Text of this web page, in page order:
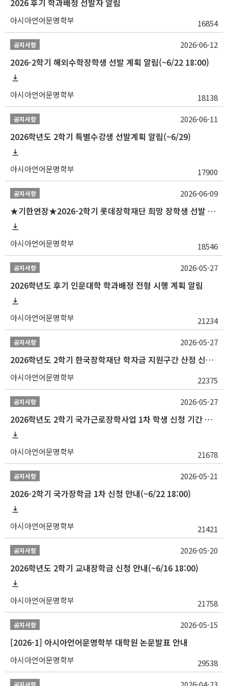
아시아언어문명학부 16854
공지사항
2026-2학기 해외수학장학생 선발 계획 알림(~6/22 18:00)
아시아언어문명학부 18138
2026-06-12
공지사항
2026학년도 2학기 특별수강생 선발계획 알림(~6/29)
아시아언어문명학부 17900
2026-06-11
공지사항
★기한연장★2026-2학기 롯데장학재단 희망 장학생 선발 안내(~6/15
아시아언어문명학부 18546
2026-06-09
공지사항
2026학년도 후기 인문대학 학과배정 전형 시행 계획 알림
아시아언어문명학부 21234
2026-05-27
공지사항
2026학년도 2학기 한국장학재단 학자금 지원구간 산정 신청 안내
아시아언어문명학부 22375
2026-05-27
공지사항
2026학년도 2학기 국가근로장학사업 1차 학생 신청 기간 안내
아시아언어문명학부 21678
2026-05-27
공지사항
2026-2학기 국가장학금 1차 신청 안내(~6/22 18:00)
아시아언어문명학부 21421
2026-05-21
공지사항
2026학년도 2학기 교내장학금 신청 안내(~6/16 18:00)
아시아언어문명학부 21758
2026-05-20
공지사항
[2026-1] 아시아언어문명학부 대학원 논문발표 안내
아시아언어문명학부 29538
2026-05-15
공지사항